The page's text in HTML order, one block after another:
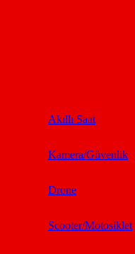
Akıllı Saat
Kamera/Güvenlik
Drone
Scooter/Motosiklet